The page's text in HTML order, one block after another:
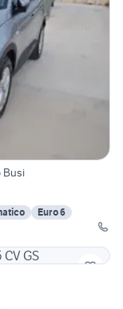
Busi
Euro 6